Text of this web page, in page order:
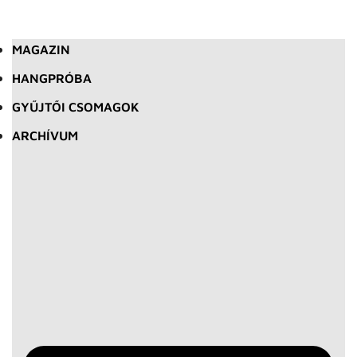
MAGAZIN
HANGPRÓBA
GYŰJTŐI CSOMAGOK
ARCHÍVUM